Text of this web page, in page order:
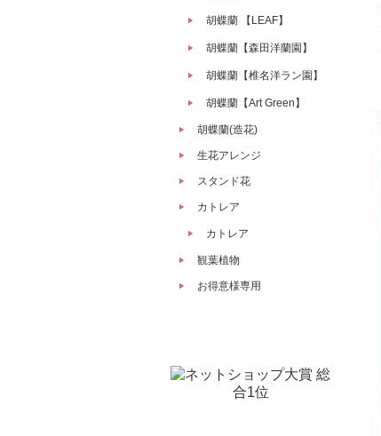
胡蝶蘭 【LEAF】
胡蝶蘭【森田洋蘭園】
胡蝶蘭【椎名洋ラン園】
胡蝶蘭【Art Green】
胡蝶蘭(造花)
生花アレンジ
スタンド花
カトレア
カトレア
観葉植物
お得意様専用